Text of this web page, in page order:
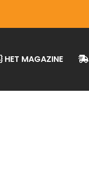
HET MAGAZINE